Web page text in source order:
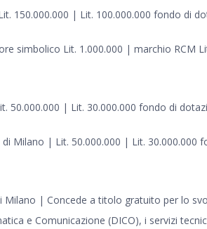
150.000.000 | Lit. 100.000.000 fondo di
simbolico Lit. 1.000.000 | marchio RCM
50.000.000 | Lit. 30.000.000 fondo di
Milano | Lit. 50.000.000 | Lit.
Milano | Concede a titolo gratuito per lo
e Comunicazione (DICO), i servizi